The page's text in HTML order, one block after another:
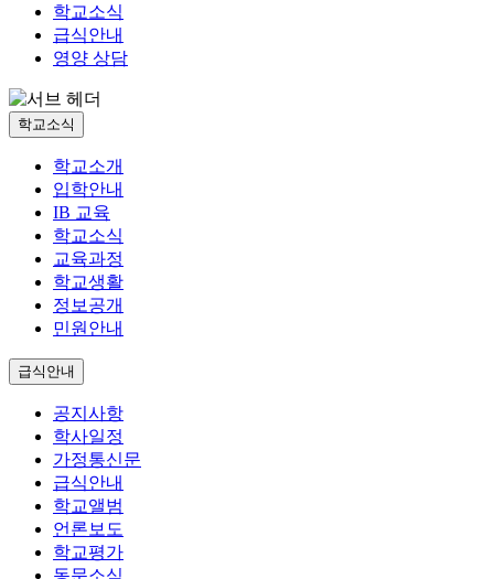
학교소식
급식안내
영양 상담
학교소식
학교소개
입학안내
IB 교육
학교소식
교육과정
학교생활
정보공개
민원안내
급식안내
공지사항
학사일정
가정통신문
급식안내
학교앨범
언론보도
학교평가
동문소식